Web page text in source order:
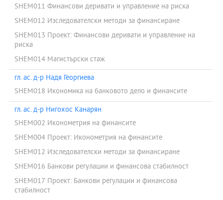
SHEM011 Финансови деривати и управление на риска
SHEM012 Изследователски методи за финансиране
SHEM013 Проект: Финансови деривати и управление на
риска
SHEM014 Магистърски стаж
гл. ас. д-р Надя Георгиева
SHEM018 Икономика на банковото дело и финансите
гл. ас. д-р Нигохос Канарян
SHEM002 Иконометрия на финансите
SHEM004 Проект: Иконометрия на финансите
SHEM012 Изследователски методи за финансиране
SHEM016 Банкови регулации и финансова стабилност
SHEM017 Проект: Банкови регулации и финансова
стабилност